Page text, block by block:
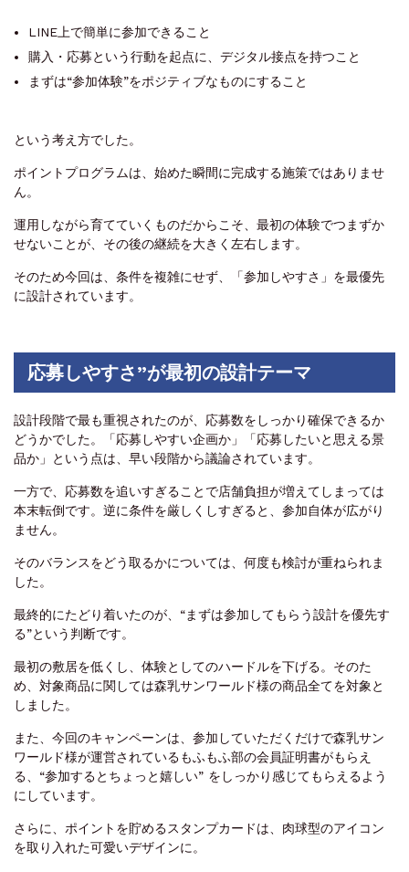
LINE上で簡単に参加できること
購入・応募という行動を起点に、デジタル接点を持つこと
まずは“参加体験”をポジティブなものにすること
という考え方でした。
ポイントプログラムは、始めた瞬間に完成する施策ではありませ
ん。
運用しながら育てていくものだからこそ、最初の体験でつまずか
せないことが、その後の継続を大きく左右します。
そのため今回は、条件を複雑にせず、「参加しやすさ」を最優先
に設計されています。
応募しやすさ”が最初の設計テーマ
設計段階で最も重視されたのが、応募数をしっかり確保できるか
どうかでした。「応募しやすい企画か」「応募したいと思える景
品か」という点は、早い段階から議論されています。
一方で、応募数を追いすぎることで店舗負担が増えてしまっては
本末転倒です。逆に条件を厳しくしすぎると、参加自体が広がり
ません。
そのバランスをどう取るかについては、何度も検討が重ねられま
した。
最終的にたどり着いたのが、“まずは参加してもらう設計を優先す
る”という判断です。
最初の敷居を低くし、体験としてのハードルを下げる。そのた
め、対象商品に関しては森乳サンワールド様の商品全てを対象と
しました。
また、今回のキャンペーンは、参加していただくだけで森乳サン
ワールド様が運営されているもふもふ部の会員証明書がもらえ
る、“参加するとちょっと嬉しい” をしっかり感じてもらえるよう
にしています。
さらに、ポイントを貯めるスタンプカードは、肉球型のアイコン
を取り入れた可愛いデザインに。